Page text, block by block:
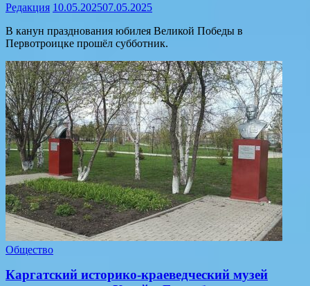
Редакция 10.05.202507.05.2025
В канун празднования юбилея Великой Победы в
Первотроицке прошёл субботник.
Общество
Каргатский историко-краеведческий музей